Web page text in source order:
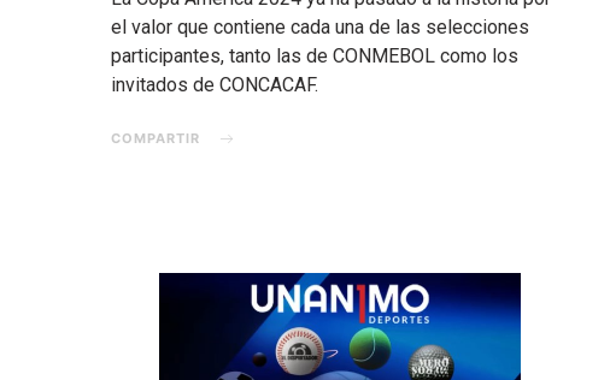
el valor que contiene cada una de las selecciones
participantes, tanto las de CONMEBOL como los
invitados de CONCACAF.
COMPARTIR